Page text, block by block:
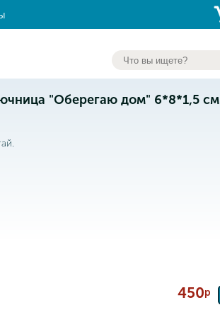
"Оберегаю дом" 6*8*1,5 см
450р